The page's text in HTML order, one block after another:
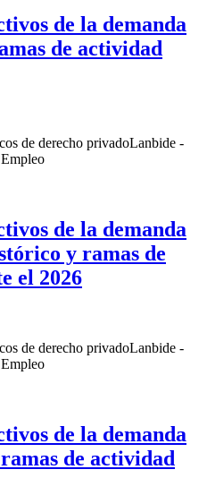
de la demanda
de actividad
de derecho privadoLanbide -
de la demanda
y ramas de
el 2026
de derecho privadoLanbide -
de la demanda
de actividad